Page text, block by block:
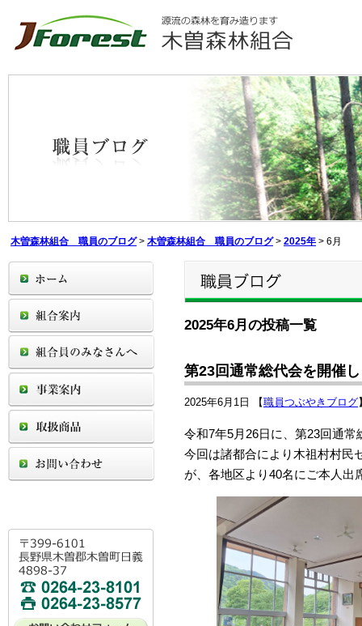
木曽森林組合 職員のブログ> 木曽森林組合 職員のブログ> 2025年 > 6月
2025年6月の投稿一覧
第23回通常総代会を開催
2025年6月1日 【職員つぶやきブログ
令和7年5月26日に、第23回通
今回は諸都合により木祖村村民
が、各地区より40名にご本人出